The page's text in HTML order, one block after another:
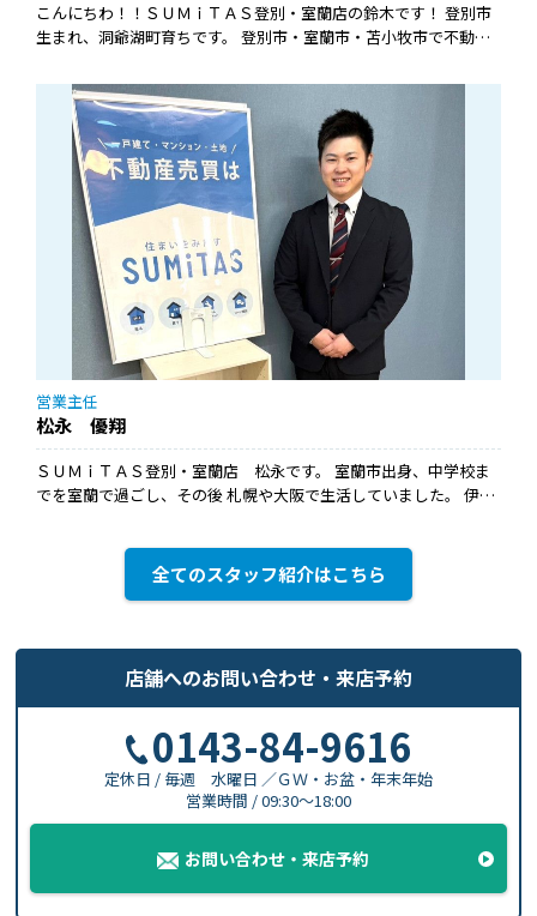
こんにちわ！！ＳＵＭｉＴＡＳ登別・室蘭店の鈴木です！ 登別市
生まれ、洞爺湖町育ちです。 登別市・室蘭市・苫小牧市で不動産
域金融機関でも勤務経験があります。不動産の購入・売却のほ
か、住宅ローンや保険、アパート融資や事業性融資の知識にも長
けております。お客様に最適なご提案をできるように努めます。
営業主任
松永 優翔
ＳＵＭｉＴＡＳ登別・室蘭店 松永です。 室蘭市出身、中学校ま
でを室蘭で過ごし、その後 札幌や大阪で生活していました。 伊達
があります。不動産に関するお悩み(売りたい方も、買いたい方も)
をお持ちの方、精一杯お手伝いしますのでまずはご相談くださ
全てのスタッフ紹介はこちら
店舗へのお問い合わせ ・ 来店予約
お問い合わせ・来店予約
0143-84-9616
定休日 / 毎週 水曜日 ／ＧＷ・お盆・年末年始
営業時間 / 09:30〜18:00